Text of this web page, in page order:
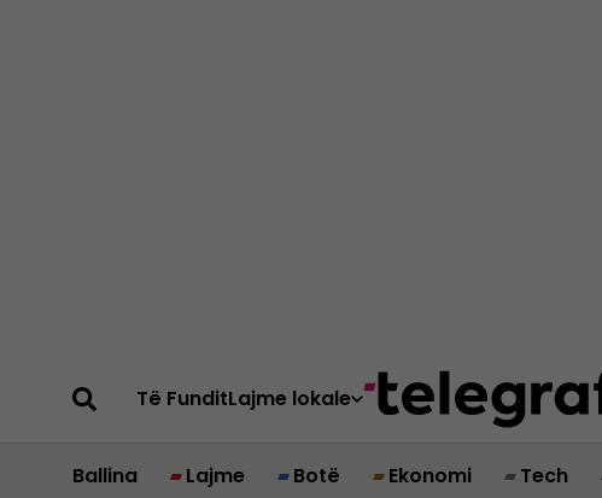
Të FunditLajme lokale
Ballina Lajme Botë Ekonomi Tech